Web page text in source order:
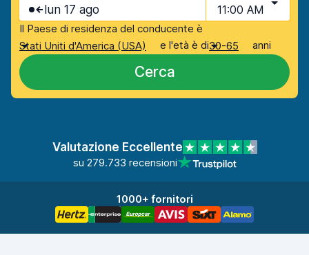
lun 17 ago 11:00 AM
Il Paese di residenza del conducente è
Stati Uniti d'America (USA)
e l'età è di30-65 anni
Cerca
Valutazione Eccellente
su 279.733 recensioni
1000+ fornitori